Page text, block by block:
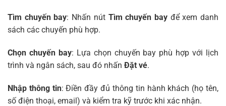
Tìm chuyến bay: Nhấn nút Tìm chuyến bayđể xem danh
sách các chuyến phù hợp.
Chọn chuyến bay: Lựa chọn chuyến bay phù hợp với lịch
trình và ngân sách, sau đó nhấn Đặt vé.
Nhập thông tin: Điền đầy đủ thông tin hành khách (họ tên,
số điện thoại, email) và kiểm tra kỹ trước khi xác nhận.